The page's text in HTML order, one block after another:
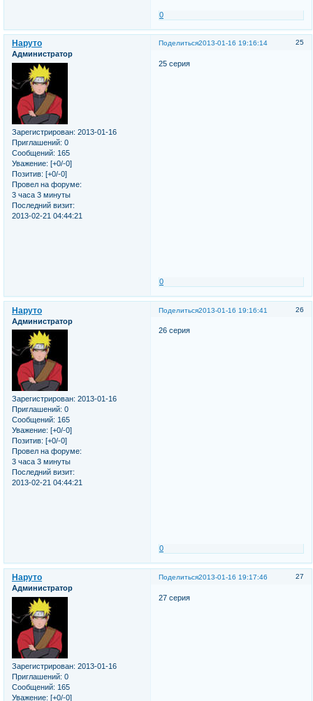
0
Поделиться 25
2013-01-16 19:16:14
Наруто
Администратор
Зарегистрирован: 2013-01-16
Приглашений: 0
Сообщений: 165
Уважение: [+0/-0]
Позитив: [+0/-0]
Провел на форуме:
3 часа 3 минуты
Последний визит:
2013-02-21 04:44:21
25 серия
0
Поделиться 26
2013-01-16 19:16:41
Наруто
Администратор
Зарегистрирован: 2013-01-16
Приглашений: 0
Сообщений: 165
Уважение: [+0/-0]
Позитив: [+0/-0]
Провел на форуме:
3 часа 3 минуты
Последний визит:
2013-02-21 04:44:21
26 серия
0
Поделиться 27
2013-01-16 19:17:46
Наруто
Администратор
Зарегистрирован: 2013-01-16
Приглашений: 0
Сообщений: 165
Уважение: [+0/-0]
27 серия